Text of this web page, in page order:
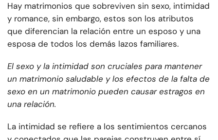
Hay matrimonios que sobreviven sin sexo, intimidad
y romance, sin embargo, estos son los atributos
que diferencian la relación entre un esposo y una
esposa de todos los demás lazos familiares.
El sexo y la intimidad son cruciales para mantener
un matrimonio saludable y los efectos de la falta de
sexo en un matrimonio pueden causar estragos en
una relación.
La intimidad se refiere a los sentimientos cercanos